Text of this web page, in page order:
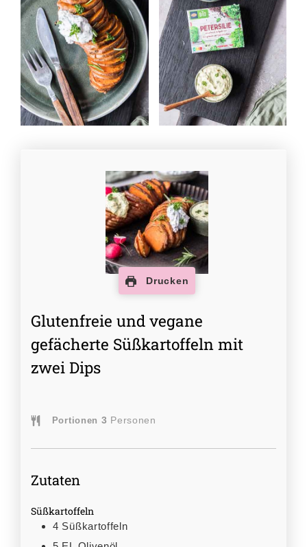
Drucken
Glutenfreie und vegane
gefächerte Süßkartoffeln mit
zwei Dips
Portionen 3 Personen
Zutaten
Süßkartoffeln
4 Süßkartoffeln